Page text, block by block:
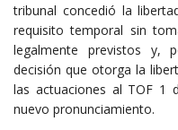
tribunal concedió la
requisito temporal sin
legalmente previstos y,
decisión que otorga la
las actuaciones al TOF 1
nuevo pronunciamiento.